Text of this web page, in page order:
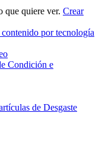
que quiere ver. Crear
por tecnología
Condición e
de Desgaste